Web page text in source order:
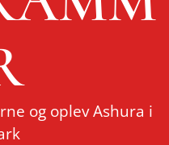
og oplev Ashura i